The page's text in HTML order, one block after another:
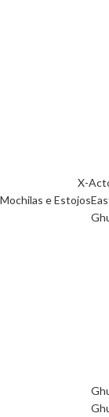
X-
Mochilas e Estojos